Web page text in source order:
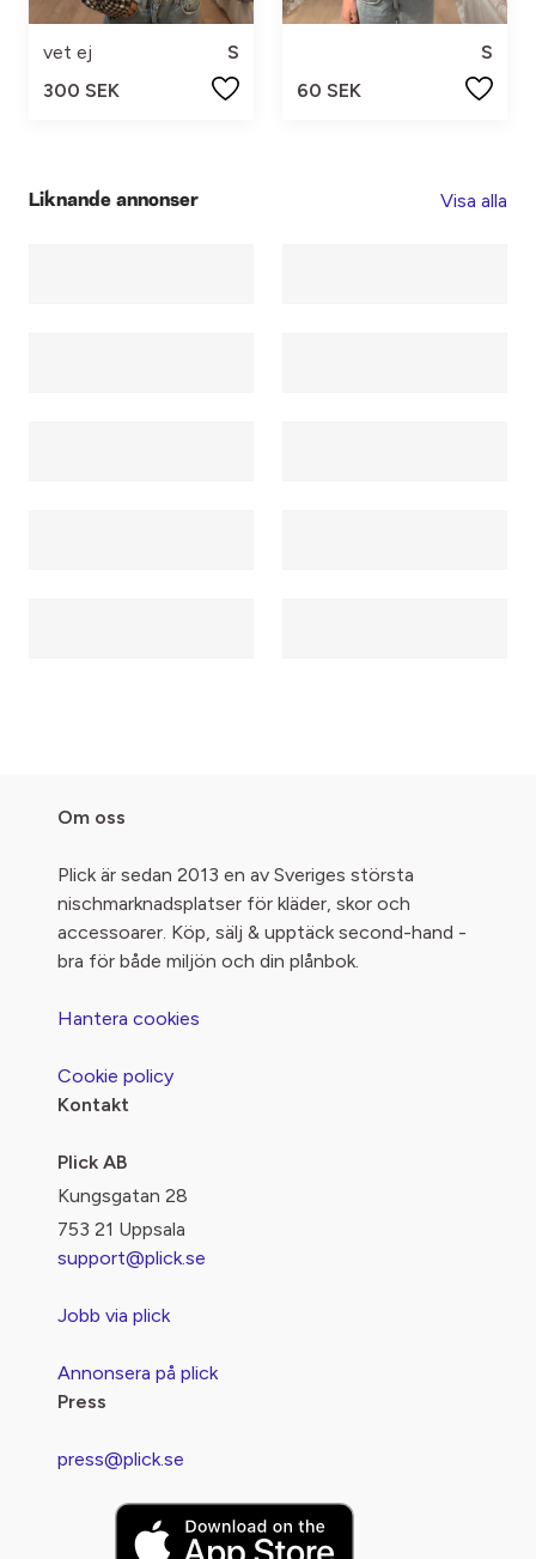
vet ej
S
300 SEK
S
60 SEK
Liknande annonser Visa alla
Om oss
Plick är sedan 2013 en av Sveriges största
nischmarknadsplatser för kläder, skor och
accessoarer. Köp, sälj & upptäck second-hand -
bra för både miljön och din plånbok.
Hantera cookies
Cookie policy
Kontakt
Plick AB
Kungsgatan 28
753 21 Uppsala
support@plick.se
Jobb via plick
Annonsera på plick
Press
press@plick.se